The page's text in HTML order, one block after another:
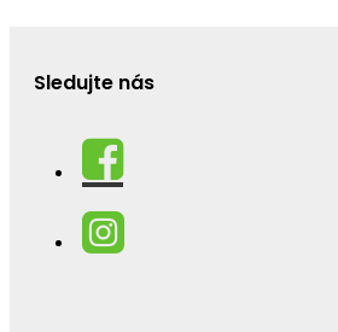
Sledujte nás